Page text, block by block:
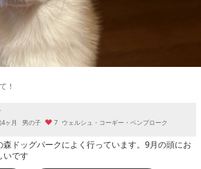
！
ヶ月 男の子 7 ウェルシュ・コーギー・ペンブローク
ドッグパークによく行っています。9月の頭にお
いです